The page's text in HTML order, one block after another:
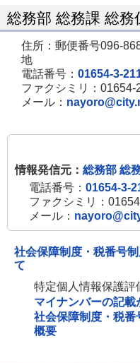
総務部 総務課 総務
住所：郵便番号096-
地
電話番号： 01654-3-
ファクシミリ：01654-
メール：
情報発信元： 総務部 総
電話番号： 01654-3-
ファクシミリ：
メール：
社会保障制度・税番号
て
特定個人情報保護評
マイナンバーの記載
社会保障制度・税番
概要